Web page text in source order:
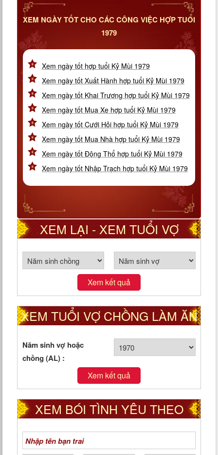
XEM NGÀY TỐT CHO CÁC CÔNG VIỆC HỢP TUỔI
1979
Xem ngày tốt hợp tuổi Kỷ Mùi 1979
Xem ngày tốt Xuất Hành hợp tuổi Kỷ Mùi 1979
Xem ngày tốt Khai Trương hợp tuổi Kỷ Mùi 1979
Xem ngày tốt Mua Xe hợp tuổi Kỷ Mùi 1979
Xem ngày tốt Cưới Hỏi hợp tuổi Kỷ Mùi 1979
Xem ngày tốt Mua Nhà hợp tuổi Kỷ Mùi 1979
Xem ngày tốt Động Thổ hợp tuổi Kỷ Mùi 1979
Xem ngày tốt Nhập Trạch hợp tuổi Kỷ Mùi 1979
XEM LẠI - XEM TUỔI VỢ
CHỒNG THEO CUNG PHI
Xem kết quả
XEM TUỔI VỢ CHỒNG LÀM ĂN
TỐT HAY XẤU
Năm sinh vợ hoặc
chồng (AL) :
Xem kết quả
XEM BÓI TÌNH YÊU THEO
NGÀY THÁNG NĂM SINH